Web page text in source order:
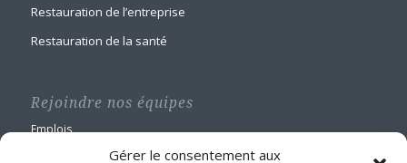
Gérer le consentement aux
Restauration de l’entreprise
Restauration de la santé
Rejoindre nos équipes
Emplois